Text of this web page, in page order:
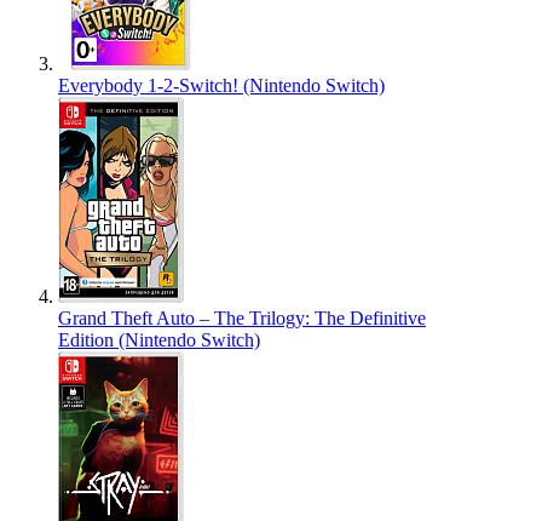
Everybody 1-2-Switch! (Nintendo Switch)
Grand Theft Auto – The Trilogy: The Definitive
Edition (Nintendo Switch)